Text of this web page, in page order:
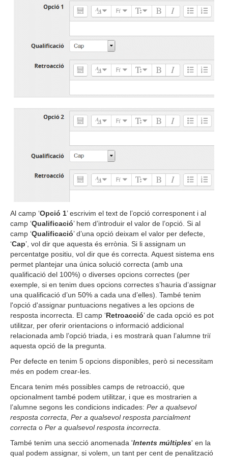
Al camp ‘Opció 1’ escrivim el text de l’opció corresponent i al
camp ‘Qualificació’ hem d’introduir el valor de l’opció. Si al
camp ‘Qualificació’ d’una opció deixam el valor per defecte,
‘Cap’, vol dir que aquesta és errònia. Si li assignam un
percentatge positiu, vol dir que és correcta. Aquest sistema ens
permet plantejar una única solució correcta (amb una
qualificació del 100%) o diverses opcions correctes (per
exemple, si en tenim dues opcions correctes s’hauria d’assignar
una qualificació d’un 50% a cada una d’elles). També tenim
l'opció d'assignar puntuacions negatives a les opcions de
resposta incorrecta. El camp ‘Retroacció’ de cada opció es pot
utilitzar, per oferir orientacions o informació addicional
relacionada amb l’opció triada, i es mostrarà quan l’alumne triï
aquesta opció de la pregunta.
Per defecte en tenim 5 opcions disponibles, però si necessitam
més en podem crear-les.
Encara tenim més possibles camps de retroacció, que
opcionalment també podem utilitzar, i que es mostrarien a
l’alumne segons les condicions indicades: Per a qualsevol
resposta correcta Per a qualsevol resposta parcialment
correcta o Per a qualsevol resposta incorrecta
També tenim una secció anomenada 'Intents múltiples' en la
qual podem assignar, si volem, un tant per cent de penalització